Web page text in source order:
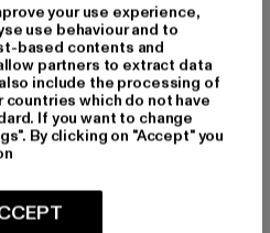
GmbH |info@tbint.de
7 | 64372 Ober-Ramstadt |
your use experience,
use behaviour and to
based contents and
partners to extract data
include the processing of
countries which do not have
If you want to change
By clicking on "Accept" you